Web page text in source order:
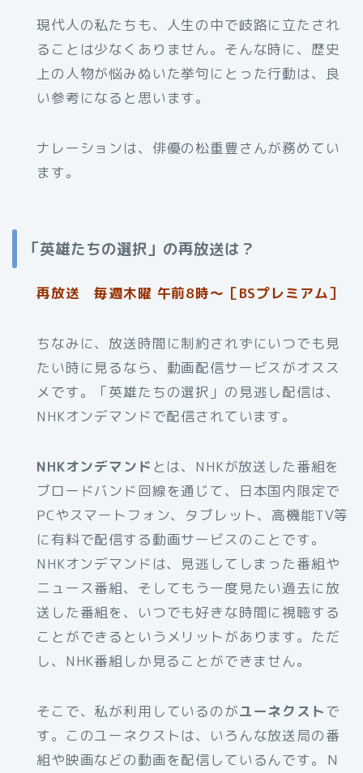
現代人の私たちも、人生の中で岐路に立たされ
ることは少なくありません。そんな時に、歴史
上の人物が悩みぬいた挙句にとった行動は、良
い参考になると思います。
ナレーションは、俳優の松重豊さんが務めてい
ます。
「英雄たちの選択」の再放送は？
再放送 毎週木曜 午前8時～［BSプレミアム］
ちなみに、放送時間に制約されずにいつでも見
たい時に見るなら、動画配信サービスがオスス
メです。「英雄たちの選択」の見逃し配信は、
NHKオンデマンドで配信されています。
NHKオンデマンド とは、NHKが放送した番組を
ブロードバンド回線を通じて、日本国内限定で
PCやスマートフォン、タブレット、高機能TV等
に有料で配信する動画サービスのことです。
NHKオンデマンドは、見逃してしまった番組や
ニュース番組、そしてもう一度見たい過去に放
送した番組を、いつでも好きな時間に視聴する
ことができるというメリットがあります。ただ
し、NHK番組しか見ることができません。
そこで、私が利用しているのがユーネクストで
す。このユーネクストは、いろんな放送局の番
組や映画などの動画を配信しているんです。Ｎ